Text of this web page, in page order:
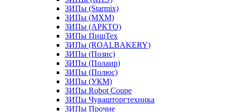
ЗИПы (Starmix)
ЗИПы (МХМ)
ЗИПы (АРКТО)
ЗИПы ПищТех
ЗИПы (ROALBAKERY)
ЗИПы (Позис)
ЗИПы (Полаир)
ЗИПы (Полюс)
ЗИПы (УКМ)
ЗИПы Robot Coupe
ЗИПы Чувашторгтехника
ЗИПы Прочие